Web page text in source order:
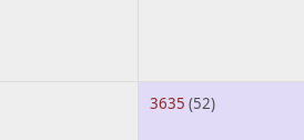
3635 (52)